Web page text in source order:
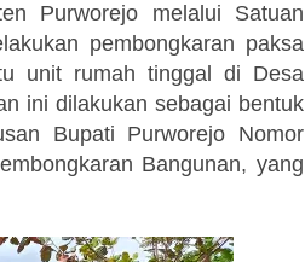
Purworejo melalui Satuan
pembongkaran paksa
unit rumah tinggal di Desa
ini dilakukan sebagai bentuk
Bupati Purworejo Nomor
Bangunan, yang